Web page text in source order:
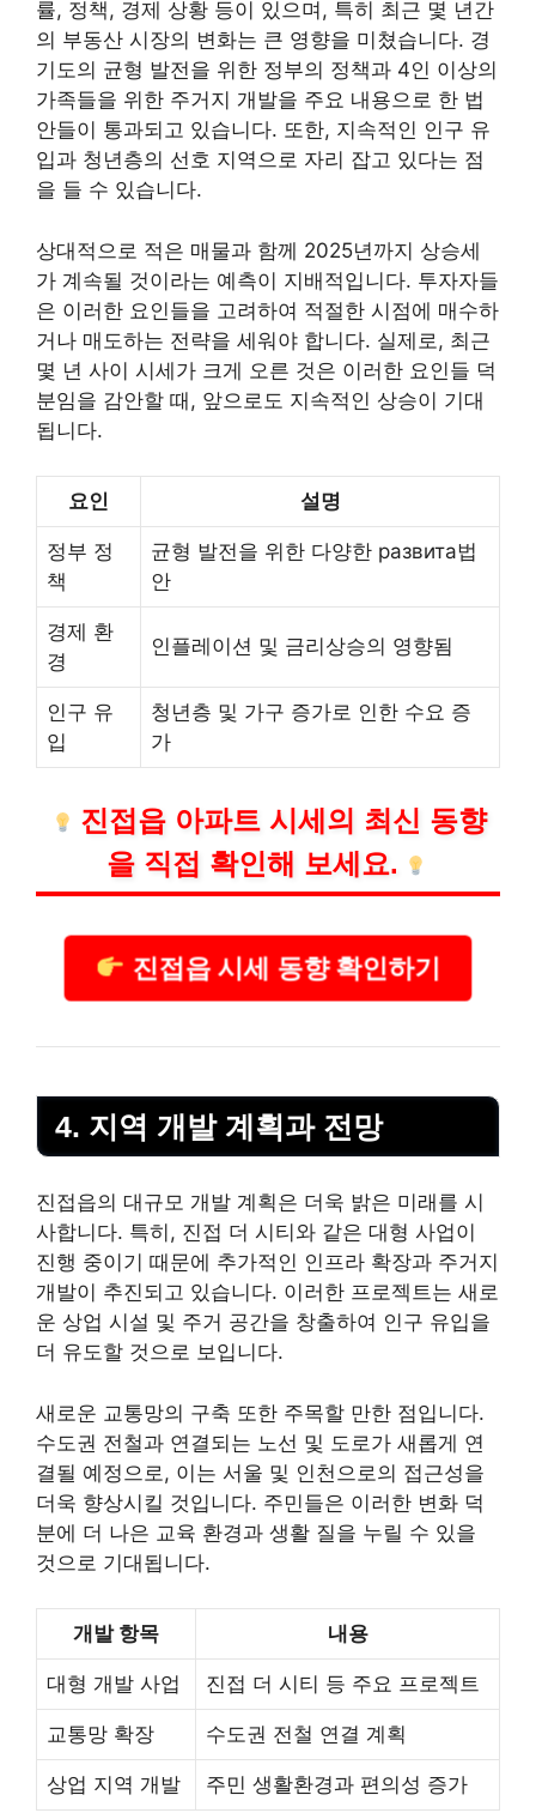
률, 정책, 경제 상황 등이 있으며, 특히 최근 몇 년간
의 부동산 시장의 변화는 큰 영향을 미쳤습니다. 경
기도의 균형 발전을 위한 정부의 정책과 4인 이상의
가족들을 위한 주거지 개발을 주요 내용으로 한 법
안들이 통과되고 있습니다. 또한, 지속적인 인구 유
입과 청년층의 선호 지역으로 자리 잡고 있다는 점
을 들 수 있습니다.
상대적으로 적은 매물과 함께 2025년까지 상승세
가 계속될 것이라는 예측이 지배적입니다. 투자자들
은 이러한 요인들을 고려하여 적절한 시점에 매수하
거나 매도하는 전략을 세워야 합니다. 실제로, 최근
몇 년 사이 시세가 크게 오른 것은 이러한 요인들 덕
분임을 감안할 때, 앞으로도 지속적인 상승이 기대
됩니다.
요인 설명
정부 정
책
균형 발전을 위한 다양한 развита법
안
경제 환
경
인플레이션 및 금리상승의 영향됨
인구 유
입
청년층 및 가구 증가로 인한 수요 증
가
진접읍 아파트 시세의 최신 동향
을 직접 확인해 보세요.
진접읍 시세 동향 확인하기
4. 지역 개발 계획과 전망
진접읍의 대규모 개발 계획은 더욱 밝은 미래를 시
사합니다. 특히, 진접 더 시티와 같은 대형 사업이
진행 중이기 때문에 추가적인 인프라 확장과 주거지
개발이 추진되고 있습니다. 이러한 프로젝트는 새로
운 상업 시설 및 주거 공간을 창출하여 인구 유입을
더 유도할 것으로 보입니다.
새로운 교통망의 구축 또한 주목할 만한 점입니다.
수도권 전철과 연결되는 노선 및 도로가 새롭게 연
결될 예정으로, 이는 서울 및 인천 으로의 접근성을
더욱 향상시킬 것입니다. 주민들은 이러한 변화 덕
분에 더 나은 교육 환경과 생활 질을 누릴 수 있을
것으로 기대됩니다.
개발 항목 내용
대형 개발 사업 진접 더 시티 등 주요 프로젝트
교통망 확장 수도권 전철 연결 계획
상업 지역 개발 주민 생활환경과 편의성 증가